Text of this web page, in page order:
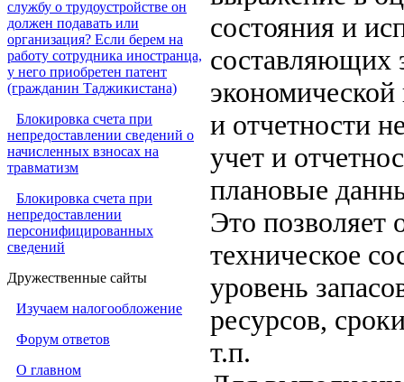
службу о трудоустройстве он
должен подавать или
организация? Если берем на
работу сотрудника иностранца,
у него приобретен патент
(гражданин Таджикистана)
Блокировка счета при
непредоставлении сведений о
начисленных взносах на
травматизм
Блокировка счета при
непредоставлении
персонифицированных
сведений
Дружественные сайты
Изучаем налогообложение
Форум ответов
О главном
состояния и
составляющих
и отчетности
учет и
плановые
Это позволяет
техническое
уровень
ресурсов,
т.п.